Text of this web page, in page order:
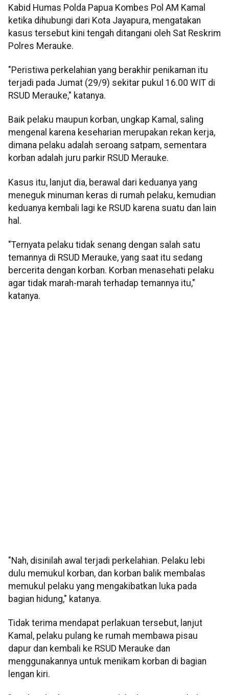
Kabid Humas Polda Papua Kombes Pol AM Kamal
ketika dihubungi dari Kota Jayapura, mengatakan
kasus tersebut kini tengah ditangani oleh Sat Reskrim
Polres Merauke.
"Peristiwa perkelahian yang berakhir penikaman itu
terjadi pada Jumat (29/9) sekitar pukul 16.00 WIT di
RSUD Merauke," katanya.
Baik pelaku maupun korban, ungkap Kamal, saling
mengenal karena keseharian merupakan rekan kerja,
dimana pelaku adalah seroang satpam, sementara
korban adalah juru parkir RSUD Merauke.
Kasus itu, lanjut dia, berawal dari keduanya yang
meneguk minuman keras di rumah pelaku, kemudian
keduanya kembali lagi ke RSUD karena suatu dan lain
hal.
"Ternyata pelaku tidak senang dengan salah satu
temannya di RSUD Merauke, yang saat itu sedang
bercerita dengan korban. Korban menasehati pelaku
agar tidak marah-marah terhadap temannya itu,"
katanya.
"Nah, disinilah awal terjadi perkelahian. Pelaku lebi
dulu memukul korban, dan korban balik membalas
memukul pelaku yang mengakibatkan luka pada
bagian hidung," katanya.
Tidak terima mendapat perlakuan tersebut, lanjut
Kamal, pelaku pulang ke rumah membawa pisau
dapur dan kembali ke RSUD Merauke dan
menggunakannya untuk menikam korban di bagian
lengan kiri.